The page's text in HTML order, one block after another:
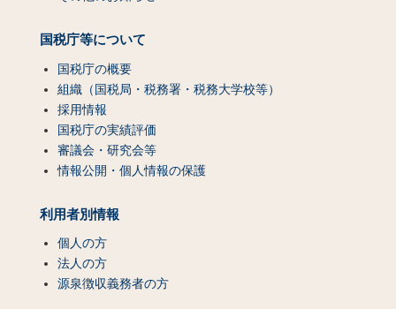
国税庁等について
国税庁の概要
組織（国税局・税務署・税務大学校等）
採用情報
国税庁の実績評価
審議会・研究会等
情報公開・個人情報の保護
利用者別情報
個人の方
法人の方
源泉徴収義務者の方